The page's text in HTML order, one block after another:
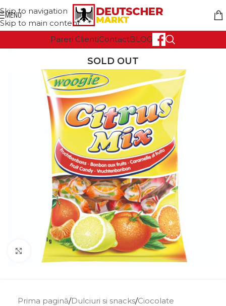
Skip to navigation
Skip to main content
MENU
Pareri ClientiContactBLOG
SOLD OUT
Click to enlarge
Prima pagină/Dulciuri si snacks/Ciocolate